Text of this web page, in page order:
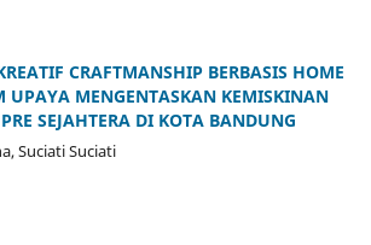
CRAFTMANSHIP BERBASIS HOME
UPAYA MENGENTASKAN KEMISKINAN
SEJAHTERA DI KOTA BANDUNG
Suciati Suciati